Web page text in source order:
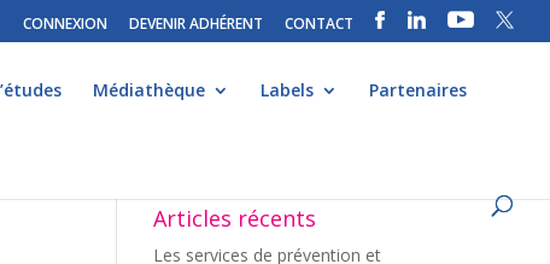
CONNEXION DEVENIR ADHÉRENT CONTACT
Médiathèque Labels Partenaires
Articles récents
Les services de prévention et